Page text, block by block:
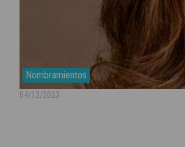
Nombramientos
04/12/2023